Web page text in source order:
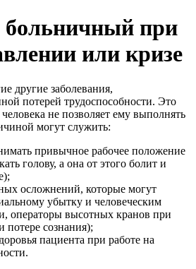
при
или кризе
другие заболевания,
потерей трудоспособности. Это
человека не позволяет ему выполнять
могут служить:
привычное рабочее положение
голову, а она от этого болит и
осложнений, которые могут
убытку и человеческим
операторы высотных кранов при
потере сознания);
пациента при работе на